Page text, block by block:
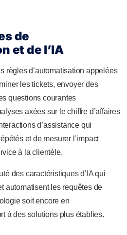
de
et de l’IA
règles d’automatisation appelées
les tickets, envoyer des
questions courantes
axées sur le chiffre d’affaires
d’assistance qui
et de mesurer l’impact
à la clientèle.
des caractéristiques d’IA qui
automatisent les requêtes de
soit encore en
à des solutions plus établies.